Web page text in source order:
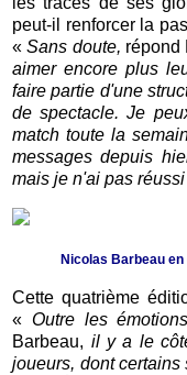
peut-il renforcer la
«Sans doute, répond
aimer encore plus
faire partie d'une
de spectacle. Je
match toute la
messages depuis
mais je n'ai pas
Nicolas Barbeau
Cette quatrième
« Outre les
Barbeau, il y a le
joueurs, dont certains